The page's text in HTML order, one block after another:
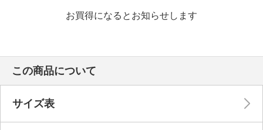
お買得になるとお知らせします
この商品について
サイズ表